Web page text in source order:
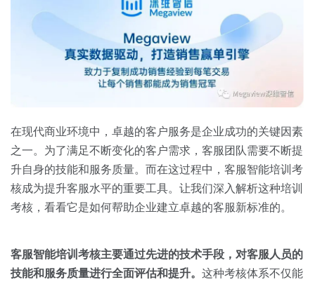
消费医疗
房地产
金融
销售人员
资源中心
全部
白皮书
销售会话智能
关于我们
预约演示
在现代商业环境中，卓越的客户服务是企业成功的关键因素
之一。为了满足不断变化的客户需求，客服团队需要不断提
升自身的技能和服务质量。而在这过程中，客服智能培训考
核成为提升客服水平的重要工具。让我们深入解析这种培训
考核，看看它是如何帮助企业建立卓越的客服新标准的。
客服智能培训考核主要通过先进的技术手段，对客服人员的
技能和服务质量进行全面评估和提升。 这种考核体系不仅能